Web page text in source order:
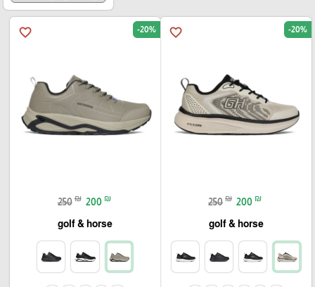
favorite_border -20%
250 ₪ 200 ₪
golf & horse
favorite_border -20%
250 ₪ 200 ₪
golf & horse